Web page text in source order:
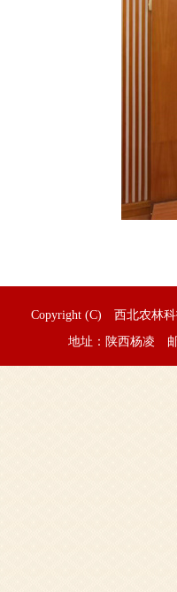
Copyright (C) 西北农林
地址：陕西杨凌